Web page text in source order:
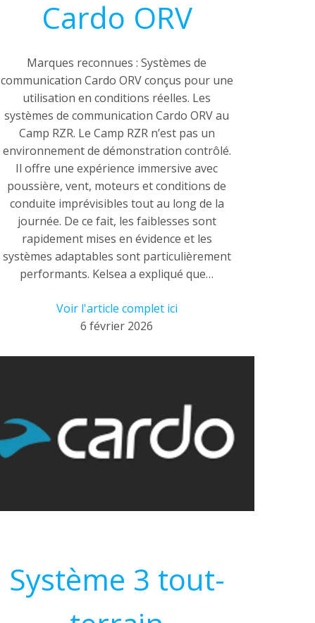
Cardo ORV
Marques reconnues : Systèmes de
communication Cardo ORV conçus pour une
utilisation en conditions réelles. Les
systèmes de communication Cardo ORV au
Camp RZR. Le Camp RZR n’est pas un
environnement de démonstration contrôlé.
Il offre une expérience immersive avec
poussière, vent, moteurs et conditions de
conduite imprévisibles tout au long de la
journée. De ce fait, les faiblesses sont
rapidement mises en évidence et les
systèmes adaptables sont particulièrement
performants. Kelsea a expliqué que…
Voir l'article complet ici
6 février 2026
Système 3 tout-